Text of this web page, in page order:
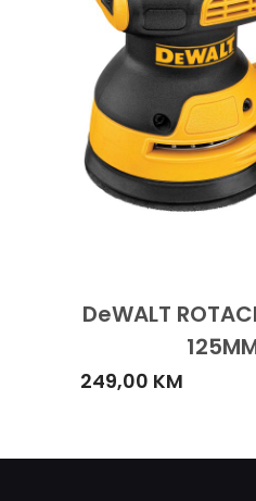
DeWALT
249,00 KM